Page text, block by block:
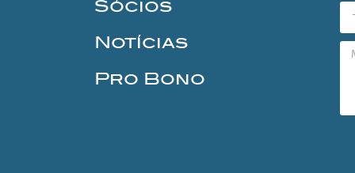
Sócios
Notícias
Pro Bono